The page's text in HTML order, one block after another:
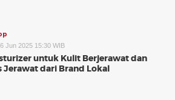
Jun 2025 15:30 WIB
untuk Kulit Berjerawat dan
Jerawat dari Brand Lokal